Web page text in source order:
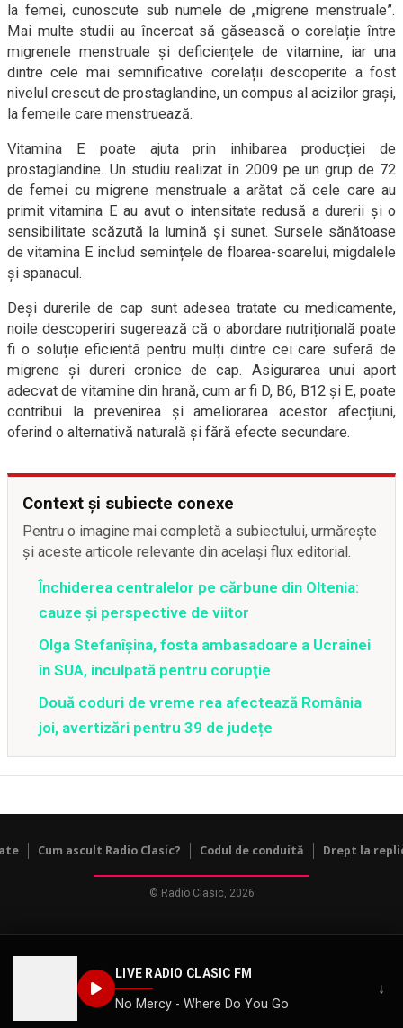
LIVE RADIO CLASIC FM
No Mercy - Where Do You Go
↓
la femei, cunoscute sub numele de „migrene menstruale”.
Mai multe studii au încercat să găsească o corelație între
migrenele menstruale și deficiențele de vitamine, iar una
dintre cele mai semnificative corelații descoperite a fost
nivelul crescut de prostaglandine, un compus al acizilor grași,
la femeile care menstruează.
Vitamina E poate ajuta prin inhibarea producției de
prostaglandine. Un studiu realizat în 2009 pe un grup de 72
de femei cu migrene menstruale a arătat că cele care au
primit vitamina E au avut o intensitate redusă a durerii și o
sensibilitate scăzută la lumină și sunet. Sursele sănătoase
de vitamina E includ semințele de floarea-soarelui, migdalele
și spanacul.
Deși durerile de cap sunt adesea tratate cu medicamente,
noile descoperiri sugerează că o abordare nutrițională poate
fi o soluție eficientă pentru mulți dintre cei care suferă de
migrene și dureri cronice de cap. Asigurarea unui aport
adecvat de vitamine din hrană, cum ar fi D, B6, B12 și E, poate
contribui la prevenirea și ameliorarea acestor afecțiuni,
oferind o alternativă naturală și fără efecte secundare.
Context și subiecte conexe
Pentru o imagine mai completă a subiectului, urmărește
și aceste articole relevante din același flux editorial.
Închiderea centralelor pe cărbune din Oltenia:
cauze și perspective de viitor
Olga Stefanîşina, fosta ambasadoare a Ucrainei
în SUA, inculpată pentru corupţie
Două coduri de vreme rea afectează România
joi, avertizări pentru 39 de județe
Cum ascult Radio Clasic? Codul de conduită Drept la
© Radio Clasic, 2026